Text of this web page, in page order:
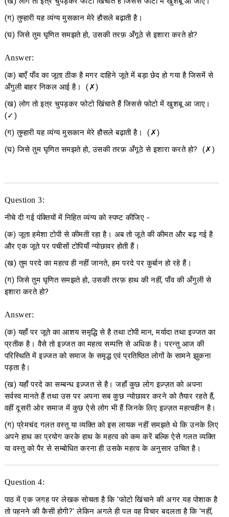
(ग) तुम्हारी यह व्यंग्य मुसकान मेरे हौसले बढ़ाती है।
(घ) जिसे तुम घृणित समझते हो, उसकी तरफ़ अँगूठे से इशारा करते हो?
Answer:
(क) बाएँ पाँव का जूता ठीक है मगर दाहिने जूते में बड़ा छेद हो गया है जिसमें से
अँगुली बाहर निकल आई है। (✗)
(ख) लोग तो इत्र चुपड़कर फोटो खिंचाते हैं जिससे फोटो में खुशबू आ जाए।
(✓)
(ग) तुम्हारी यह व्यंग्य मुसकान मेरे हौसले बढ़ाती है। (✗)
(घ) जिसे तुम घृणित समझते हो, उसकी तरफ़ अँगूठे से इशारा करते हो? (✗)
Question 3:
नीचे दी गई पंक्तियों में निहित व्यंग्य को स्पष्ट कीजिए -
(क) जूता हमेशा टोपी से कीमती रहा है। अब तो जूते की कीमत और बढ़ गई है
और एक जूते पर पचीसों टोपियाँ न्योछावर होती हैं।
(ख) तुम परदे का महत्व ही नहीं जानते, हम परदे पर कुर्बान हो रहे हैं।
(ग) जिसे तुम घृणित समझते हो, उसकी तरफ़ हाथ की नहीं, पाँव की अँगुली से
इशारा करते हो?
Answer:
(क) यहाँ पर जूते का आशय समृद्धि से है तथा टोपी मान, मर्यादा तथा इज्जत का
प्रतीक है। वैसे तो इज़्जत का महत्व सम्पत्ति से अधिक है। परन्तु आज की
परिस्थिति में इज़्जत को समाज के समृद्ध एवं प्रतिष्ठित लोगों के सामने झुकना
पड़ता है।
(ख) यहाँ परदे का सम्बन्ध इज़्जत से है। जहाँ कुछ लोग इज़्ज़त को अपना
सर्वस्व मानते हैं तथा उस पर अपना सब कुछ न्योछावर करने को तैयार रहते हैं,
वहीं दूसरी ओर समाज में कुछ ऐसे लोग भी हैं जिनके लिए इज़्ज़त महत्वहीन है।
(ग) प्रेमचंद गलत वस्तु या व्यक्ति को इस लायक नहीं समझते थे कि उनके लिए
अपने हाथ का प्रयोग करके हाथ के महत्व को कम करें बल्कि ऐसे गलत व्यक्ति
या वस्तु को पैर से सम्बोधित करना ही उसके महत्व के अनुसार उचित है।
Question 4:
पाठ में एक जगह पर लेखक सोचता है कि 'फोटो खिंचाने की अगर यह पोशाक है
तो पहनने की कैसी होगी?' लेकिन अगले ही पल वह विचार बदलता है कि 'नहीं,